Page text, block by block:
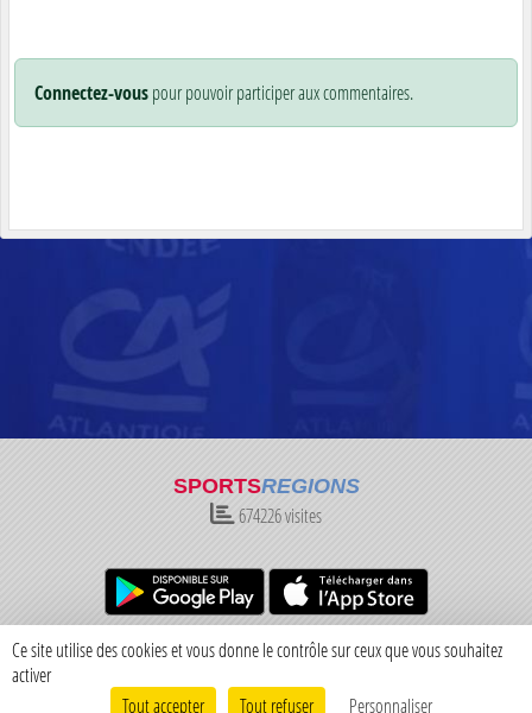
Connectez-vouspour pouvoir participer aux commentaires.
SPORTSREGIONS
674226visites
Charte cookies Gestion des cookies
Envie de participer ?
Ce site utilise des cookies et vous donne le contrôle sur ceux que vous souhaitez
activer
Tout accepter
Tout refuser Personnaliser